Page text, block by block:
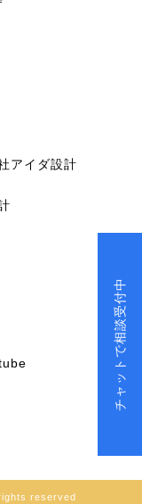
reserved
チャットで相談受付中